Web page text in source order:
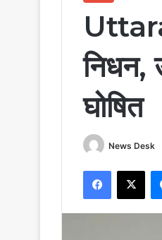
निधन,
घोषित
News Desk
Facebook
X